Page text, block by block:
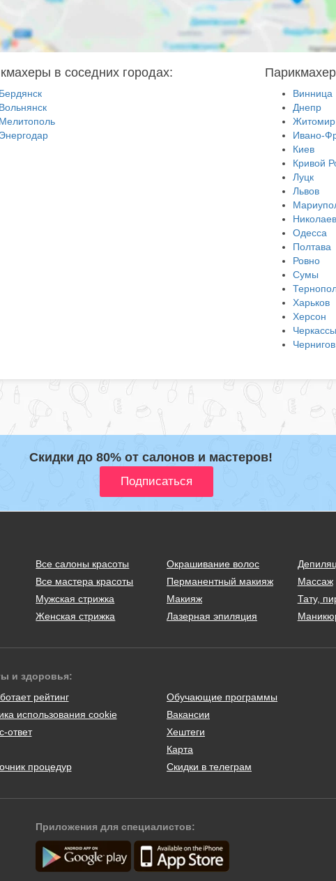
в соседних городах:
Винница
Днепр
Житомир
Ивано-
Киев
Кривой
Луцк
Львов
Николаев
Одесса
Полтава
Ровно
Сумы
Харьков
Херсон
Черкассы
Чернигов
Скидки до 80% от салонов и мастеров!
Все салоны красоты
Все мастера красоты
Мужская стрижка
Женская стрижка
Окрашивание волос
Перманентный макияж
Макияж
Лазерная эпиляция
Массаж
Тату,
и здоровья:
рейтинг
использования cookie
ответ
процедур
Обучающие программы
Вакансии
Хештеги
Карта
Скидки в телеграм
Приложения для специалистов: